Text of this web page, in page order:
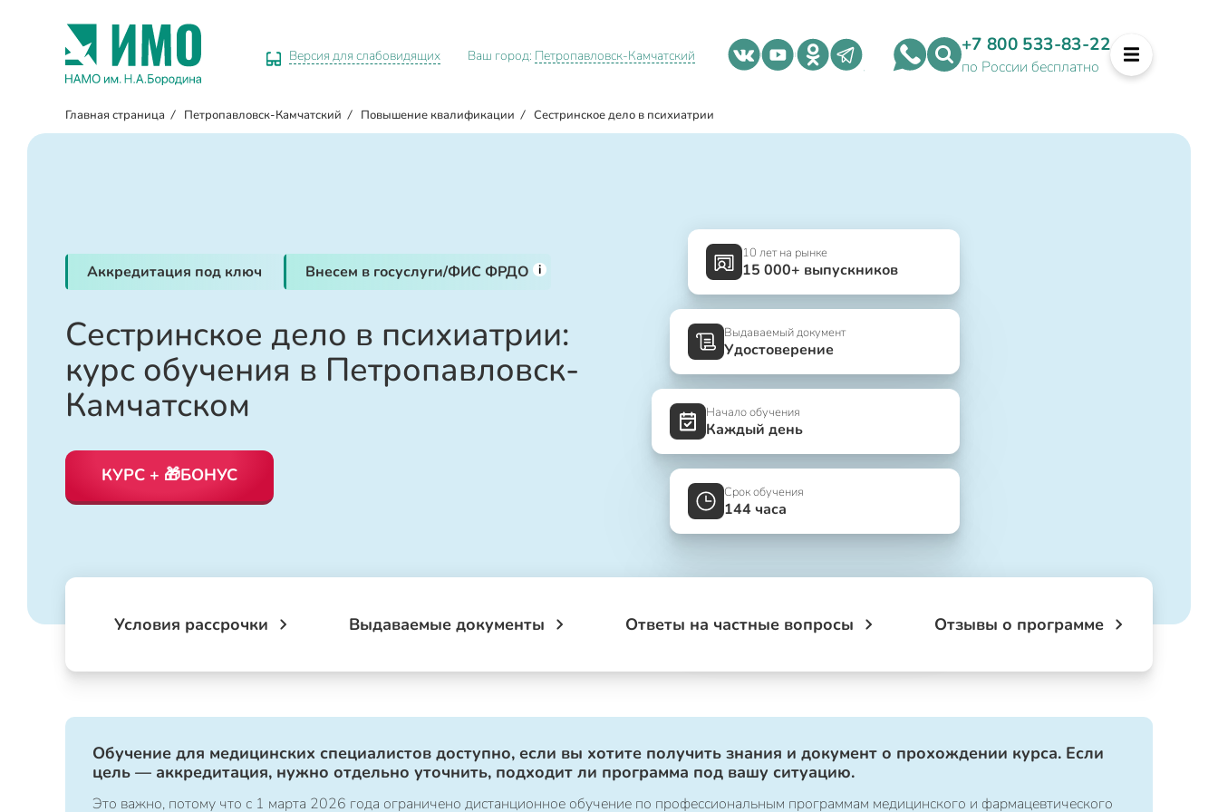
Версия для слабовидящих Ваш город: Петропавловск-Камчатский +7 800 533-83-22
по России бесплатно
Главная страница / Петропавловск-Камчатский / Повышение квалификации / Сестринское дело в психиатрии
Аккредитация под ключ Внесем в госуслуги/ФИС ФРДО i
Сестринское дело в психиатрии:
курс обучения в Петропавловск-
Камчатском
КУРС + 🎁БОНУС
10 лет на рынке
15 000+ выпускников
Выдаваемый документ
Удостоверение
Начало обучения
Каждый день
Срок обучения
144 часа
Условия рассрочки Выдаваемые документы Ответы на частные вопросы Отзывы о программе
Обучение для медицинских специалистов доступно, если вы хотите получить знания и документ о прохождении курса. Если
цель — аккредитация, нужно отдельно уточнить, подходит ли программа под вашу ситуацию.
Это важно, потому что с 1 марта 2026 года ограничено дистанционное обучение по профессиональным программам медицинского и фармацевтического